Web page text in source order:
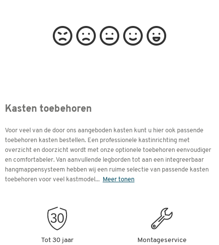
Kasten toebehoren
Voor veel van de door ons aangeboden kasten kunt u hier ook passende
toebehoren kasten bestellen. Een professionele kastinrichting met
overzicht en doorzicht wordt met onze optionele toebehoren eenvoudiger
en comfortabeler. Van aanvullende legborden tot aan een integreerbaar
hangmappensysteem hebben wij een ruime selectie van passende kasten
toebehoren voor veel kastmodel ... Meer tonen
Tot 30 jaar
Montageservice